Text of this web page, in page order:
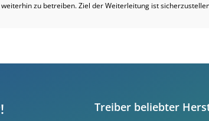
zu betreiben. Ziel der Weiterleitung ist
Treiber beliebter